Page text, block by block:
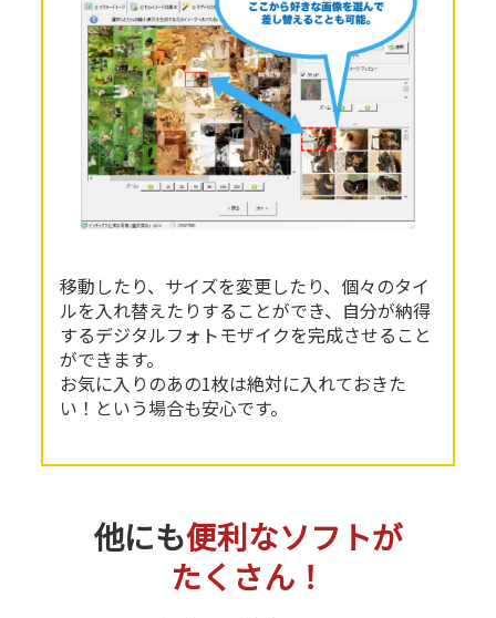
移動したり、サイズを変更したり、個々のタイ
ルを入れ替えたりすることができ、自分が納得
するデジタルフォトモザイクを完成させること
ができます。
お気に入りのあの1枚は絶対に入れておきた
い！という場合も安心です。
他にも便利なソフトが
たくさん！